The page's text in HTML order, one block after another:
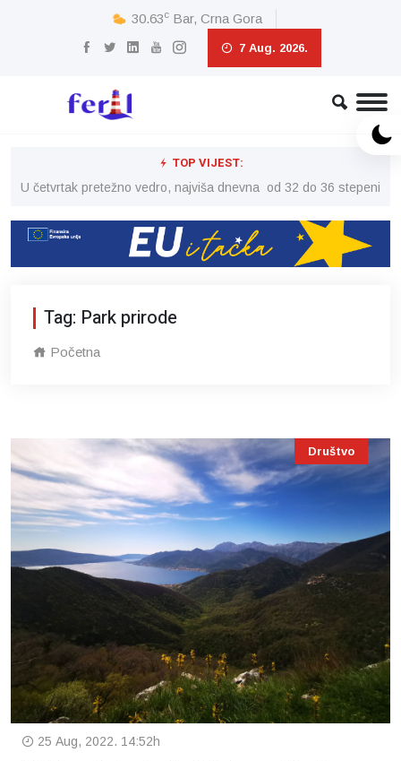
30.63c Bar, Crna Gora
7 Aug. 2026.
TOP VIJEST:
U četvrtak pretežno vedro, najviša dnevna od 32 do 36 stepeni
Tag: Park prirode
Početna
Društvo
25 Aug, 2022. 14:52h